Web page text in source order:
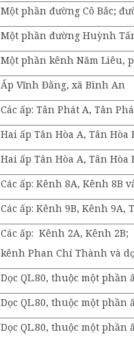
Một phần đường Cô Bắc;
Một phần đường Huỳnh
Một phần kênh Năm Liêu,
Ấp Vĩnh Đằng, xã Bình An
Các ấp: Tân Phát A, Tân
Hai ấp Tân Hòa A, Tân Hòa
Hai ấp Tân Hòa A, Tân Hòa
Các ấp: Kênh 8A, Kênh 8B
Các ấp: Kênh 9B, Kênh
Các ấp: Kênh 2A, Kênh
kênh Phan Chí Thành và
Dọc QL.80, thuộc một
Dọc QL.80, thuộc một
Dọc QL.80, thuộc một phần